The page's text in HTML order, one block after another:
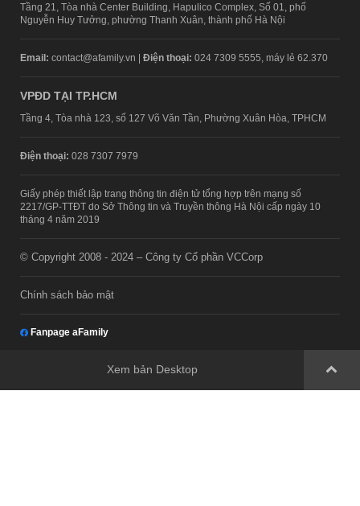
Tầng 21, Tòa nhà Center Building, Hapulico Complex, Số 01, phố
Nguyễn Huy Tưởng, phường Thanh Xuân, thành phố Hà Nội
Email: contact@afamily.vn | Điện thoại: 024 7309 5555, máy lẻ 62.370
VPĐD TẠI TP.HCM
Tầng 4, Tòa nhà 123, số 127 Võ Văn Tần, Phường Xuân Hòa, TPHCM
Điện thoại: 028 7307 7979
Giấy phép thiết lập trang thông tin điện tử tổng hợp trên mạng số
2217/GP-TTĐT do Sở Thông tin và Truyền thông Hà Nội cấp ngày 10
tháng 4 năm 2019
© Copyright 2008 - 2024 – Công ty Cổ phần VCCorp
Chính sách bảo mật
Fanpage aFamily
Xem bản Desktop